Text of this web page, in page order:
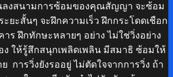
ลงสนามการซ้อมของคุณสัญญา จะซ้อม
ะยะสั้นๆ จะฝึกความเร็ว ฝึกกระโดดเชือก
าร ฝึกทักษะหลายๆ อย่าง ไม่ใช่วิ่งอย่าง
อง ให้รู้สึกสนุกเพลิดเพลิน มีสมาธิ ซ้อมให้
การวิ่งยังรออยู่ ไม่ตัดใจจากการวิ่ง ถ้า